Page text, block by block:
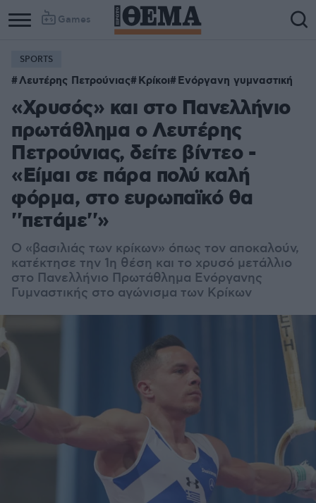
Games
Column
1
Column
2
SPORTS
Λευτέρης Πετρούνιας Κρίκοι Ενόργανη γυμναστική
«Χρυσός» και στο Πανελλήνιο
πρωτάθλημα ο Λευτέρης
Πετρούνιας, δείτε βίντεο -
«Είμαι σε πάρα πολύ καλή
φόρμα, στο ευρωπαϊκό θα
''πετάμε''»
Ο «βασιλιάς των κρίκων» όπως τον αποκαλούν,
κατέκτησε την 1η θέση και το χρυσό μετάλλιο
στο Πανελλήνιο Πρωτάθλημα Ενόργανης
Γυμναστικής στο αγώνισμα των Κρίκων